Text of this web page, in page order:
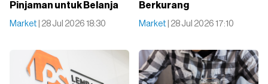
Pinjaman untuk Belanja
Market | 28 Jul 2026 18:30
Berkurang
Market | 28 Jul 2026 17:10